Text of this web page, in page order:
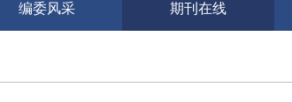
编委风采 期刊在线